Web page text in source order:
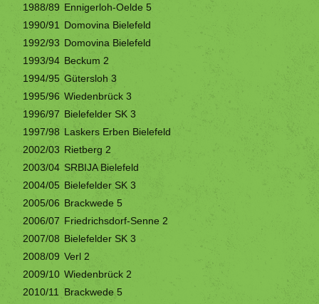
1988/89 Ennigerloh-Oelde 5
1990/91
Domovina Bielefeld
1992/93 Domovina Bielefeld
1993/94 Beckum 2
1994/95 Gütersloh 3
1995/96 Wiedenbrück 3
1996/97 Bielefelder SK 3
1997/98 Laskers Erben Bielefeld
2002/03 Rietberg 2
2003/04 SRBIJA Bielefeld
2004/05 Bielefelder SK 3
2005/06 Brackwede 5
2006/07 Friedrichsdorf-Senne 2
2007/08 Bielefelder SK 3
2008/09 Verl 2
2009/10 Wiedenbrück 2
2010/11
Brackwede 5